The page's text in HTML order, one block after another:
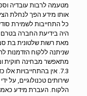
מטעמה לרבות עובדיה
אותו מידע הפך לנחלת
כל התחייבות לשמירת
היה בידיעת החברה בטרם
מאת רשות שלטונית בת
שניתנה ללקוח הזדמנות
מתאפשר מבחינה חוקית
7.3. אין בהתחייבויות
שירותים טכנולוגיים, על
הלקוח. העברת מידע